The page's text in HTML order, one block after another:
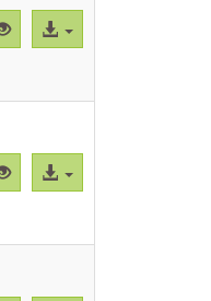
Vista
previa
Acceso
al
Vista
previa
Acceso
al